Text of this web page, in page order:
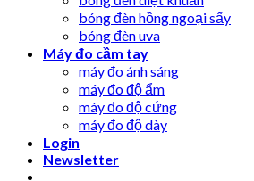
bóng đèn hồng ngoại sấy
bóng đèn uva
Máy đo cầm tay
máy đo ánh sáng
máy đo độ ẩm
máy đo độ cứng
máy đo độ dày
Login
Newsletter